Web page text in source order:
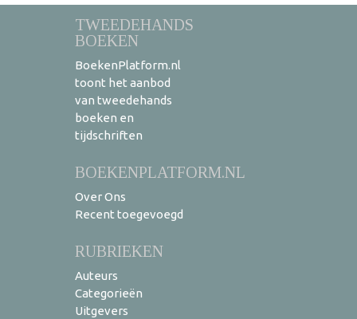
TWEEDEHANDS
BOEKEN
BoekenPlatform.nl
toont het aanbod
van tweedehands
boeken en
tijdschriften
BOEKENPLATFORM.NL
Over Ons
Recent toegevoegd
RUBRIEKEN
Auteurs
Categorieën
Uitgevers